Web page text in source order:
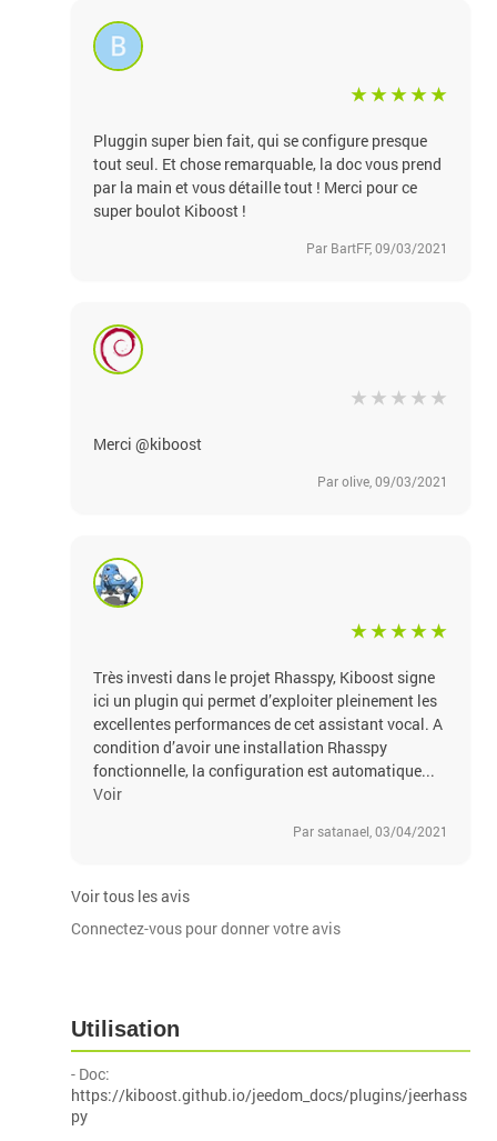
Pluggin super bien fait, qui se configure presque
tout seul. Et chose remarquable, la doc vous prend
par la main et vous détaille tout ! Merci pour ce
super boulot Kiboost !
Par BartFF, 09/03/2021
Merci @kiboost
Par olive, 09/03/2021
Très investi dans le projet Rhasspy, Kiboost signe
ici un plugin qui permet d’exploiter pleinement les
excellentes performances de cet assistant vocal. A
condition d’avoir une installation Rhasspy
fonctionnelle, la configuration est automatique...
Voir
Par satanael, 03/04/2021
Voir tous les avis
Connectez-vous pour donner votre avis
Utilisation
- Doc:
https://kiboost.github.io/jeedom_docs/plugins/jeerhass
py